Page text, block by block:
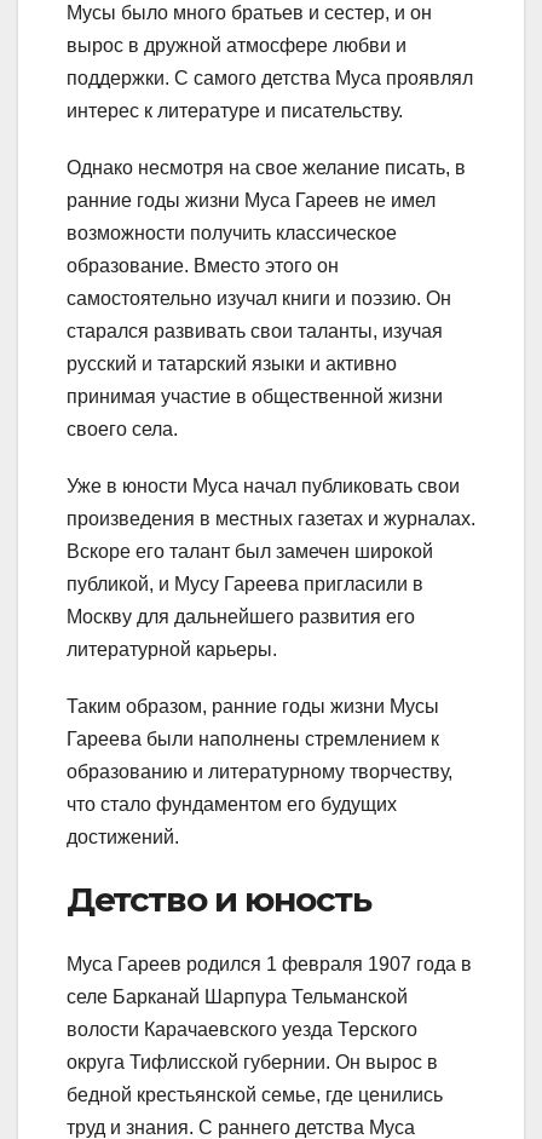
Мусы было много братьев и сестер, и он
вырос в дружной атмосфере любви и
поддержки. С самого детства Муса проявлял
интерес к литературе и писательству.
Однако несмотря на свое желание писать, в
ранние годы жизни Муса Гареев не имел
возможности получить классическое
образование. Вместо этого он
самостоятельно изучал книги и поэзию. Он
старался развивать свои таланты, изучая
русский и татарский языки и активно
принимая участие в общественной жизни
своего села.
Уже в юности Муса начал публиковать свои
произведения в местных газетах и журналах.
Вскоре его талант был замечен широкой
публикой, и Мусу Гареева пригласили в
Москву для дальнейшего развития его
литературной карьеры.
Таким образом, ранние годы жизни Мусы
Гареева были наполнены стремлением к
образованию и литературному творчеству,
что стало фундаментом его будущих
достижений.
Детство и юность
Муса Гареев родился 1 февраля 1907 года в
селе Барканай Шарпура Тельманской
волости Карачаевского уезда Терского
округа Тифлисской губернии. Он вырос в
бедной крестьянской семье, где ценились
труд и знания. С раннего детства Муса